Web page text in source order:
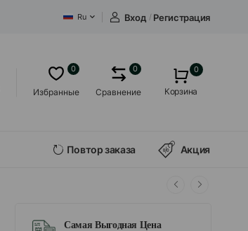
Ru Вход / Регистрация
Избранные
0
Сравнение
0 0
Корзина
Повтор заказа Акция
Самая Выгодная Цена